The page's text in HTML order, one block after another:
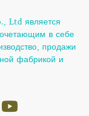
Ltd является
в себе
продажи
фабрикой и